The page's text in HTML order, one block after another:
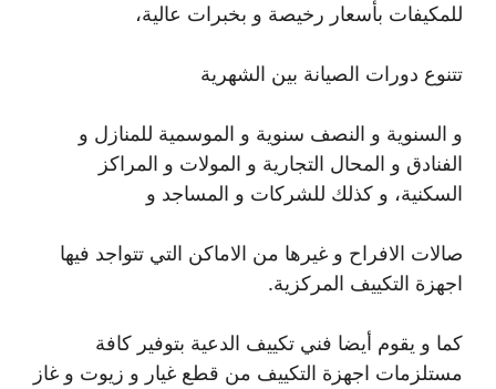
للمكيفات بأسعار رخيصة و بخبرات عالية،
تتنوع دورات الصيانة بين الشهرية
و السنوية و النصف سنوية و الموسمية للمنازل و
الفنادق و المحال التجارية و المولات و المراكز
السكنية، و كذلك للشركات و المساجد و
صالات الافراح و غيرها من الاماكن التي تتواجد فيها
اجهزة التكييف المركزية.
كما و يقوم أيضا فني تكييف الدعية بتوفير كافة
مستلزمات اجهزة التكييف من قطع غيار و زيوت و غاز